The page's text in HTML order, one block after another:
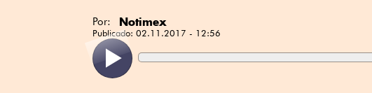
Por: Notimex
Publicado: 02.11.2017 - 12:56